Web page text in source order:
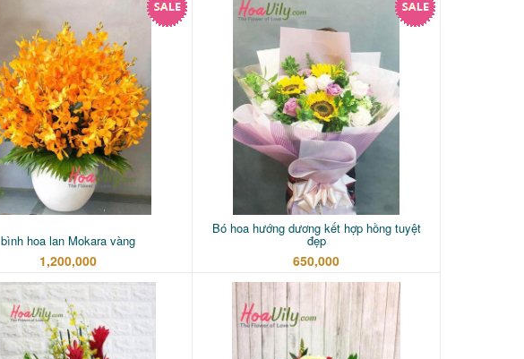
bình hoa lan Mokara vàng
1,200,000
Bó hoa hướng dương kết hợp hồng tuyệt
đẹp
650,000